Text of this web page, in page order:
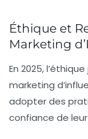
Éthique et
Marketing
En 2025,
marketing
adopter des
confiance de